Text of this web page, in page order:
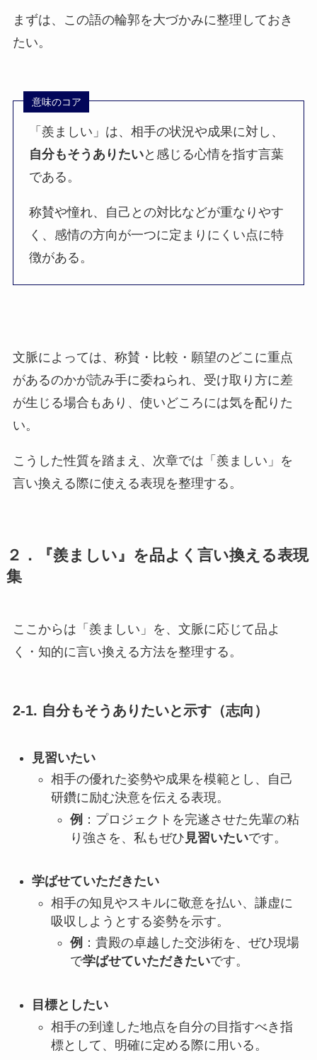
まずは、この語の輪郭を大づかみに整理しておき
たい。
意味のコア
「羨ましい」は、相手の状況や成果に対し、
自分もそうありたいと感じる心情を指す言葉
である。
称賛や憧れ、自己との対比などが重なりやす
く、感情の方向が一つに定まりにくい点に特
徴がある。
文脈によっては、称賛・比較・願望のどこに重点
があるのかが読み手に委ねられ、受け取り方に差
が生じる場合もあり、使いどころには気を配りた
い。
こうした性質を踏まえ、次章では「羨ましい」を
言い換える際に使える表現を整理する。
２．『羨ましい』を品よく言い換える表現
集
ここからは「羨ましい」を、文脈に応じて品よ
く・知的に言い換える方法を整理する。
2-1. 自分もそうありたいと示す（志向）
見習いたい
相手の優れた姿勢や成果を模範とし、自己
研鑽に励む決意を伝える表現。
例 ：プロジェクトを完遂させた先輩の粘
り強さを、私もぜひ 見習いたいです。
学ばせていただきたい
相手の知見やスキルに敬意を払い、謙虚に
吸収しようとする姿勢を示す。
例 ：貴殿の卓越した交渉術を、ぜひ現場
で学ばせていただきたいです。
目標としたい
相手の到達した地点を自分の目指すべき指
標として、明確に定める際に用いる。